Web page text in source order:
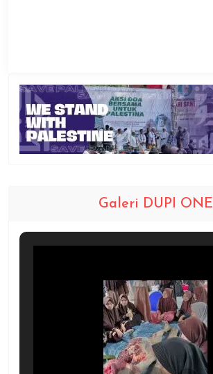
Galeri DUPI ONE